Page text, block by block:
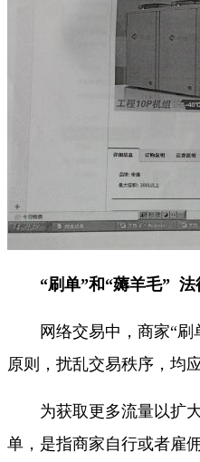
“刷单”和“薅羊毛” 法
网络交易中，商家“刷
原则，扰乱交易秩序，均
为获取更多流量以扩大
单，是指商家自行或者雇